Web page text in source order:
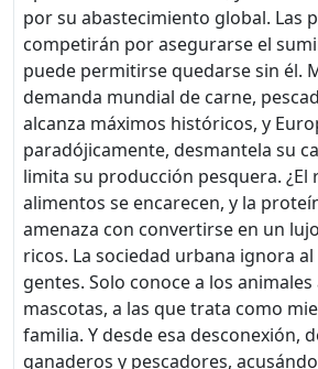
por su abastecimiento global. Las
competirán por asegurarse el
puede permitirse quedarse sin él.
demanda mundial de carne,
alcanza máximos históricos, y
paradójicamente, desmantela su
limita su producción pesquera. ¿El
alimentos se encarecen, y la
amenaza con convertirse en un
ricos. La sociedad urbana ignora al
gentes. Solo conoce a los
mascotas, a las que trata como
familia. Y desde esa desconexión,
ganaderos y pescadores,